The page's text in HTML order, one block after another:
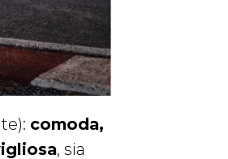
comoda,
, sia